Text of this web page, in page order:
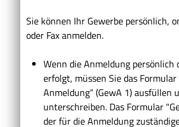
Sie können Ihr Gewerbe persönlich,
oder Fax anmelden.
Wenn die Anmeldung persönlich
erfolgt, müssen Sie das Formular
Anmeldung“ (GewA 1) ausfüllen
unterschreiben. Das Formular
der für die Anmeldung